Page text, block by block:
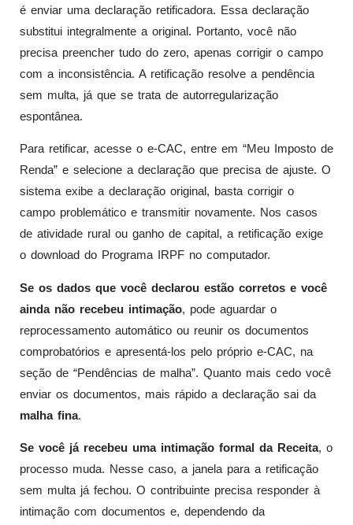
é enviar uma declaração retificadora. Essa declaração
substitui integralmente a original. Portanto, você não
precisa preencher tudo do zero, apenas corrigir o campo
com a inconsistência. A retificação resolve a pendência
sem multa, já que se trata de autorregularização
espontânea.
Para retificar, acesse o e-CAC, entre em “Meu Imposto de
Renda” e selecione a declaração que precisa de ajuste. O
sistema exibe a declaração original, basta corrigir o
campo problemático e transmitir novamente. Nos casos
de atividade rural ou ganho de capital, a retificação exige
o download do Programa IRPF no computador.
Se os dados que você declarou estão corretos e você
ainda não recebeu intimação, pode aguardar o
reprocessamento automático ou reunir os documentos
comprobatórios e apresentá-los pelo próprio e-CAC, na
seção de “Pendências de malha”. Quanto mais cedo você
enviar os documentos, mais rápido a declaração sai da
malha fina.
Se você já recebeu uma intimação formal da Receita, o
processo muda. Nesse caso, a janela para a retificação
sem multa já fechou. O contribuinte precisa responder à
intimação com documentos e, dependendo da